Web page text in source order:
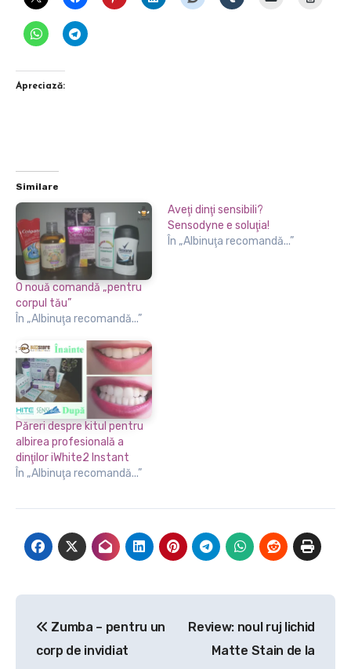
Apreciază:
Similare
O nouă comandă „pentru
corpul tău”
În „Albinuţa recomandă...”
Aveţi dinţi sensibili?
Sensodyne e soluţia!
În „Albinuţa recomandă...”
Păreri despre kitul pentru
albirea profesională a
dinţilor iWhite2 Instant
În „Albinuţa recomandă...”
Zumba – pentru un
corp de invidiat
Review: noul ruj lichid
Matte Stain de la